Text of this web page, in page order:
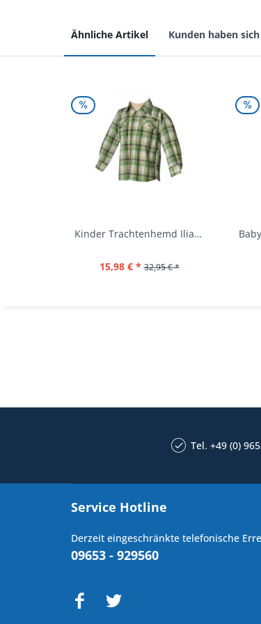
Ähnliche Artikel Kunden haben
Kinder Trachtenhemd Ilias giftgrün langarm...
15,98 € * 32,95 € *
Tel. +49 (0)
Service Hotline
Derzeit eingeschränkte telefonische
09653 - 929560